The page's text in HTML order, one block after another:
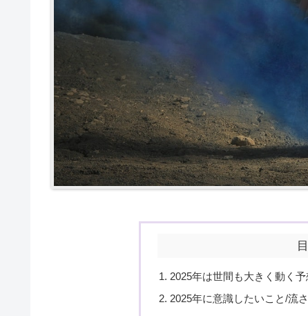
2025年は世間も大きく動く
2025年に意識したいこと/流